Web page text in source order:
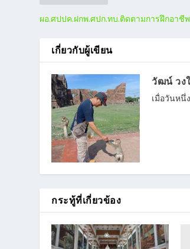
ผอ.ศปปค.ฝกพ.ศปก.ทบ.ติดตามการฝึกอาชีพ
เกี่ยวกับผู้เขียน
วัฒน์ วง
เมื่อวันหนึ่
กระทู้ที่เกี่ยวข้อง